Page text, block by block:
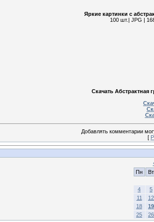
Яркие картинки с
100 шт.| JPG |
Скачать Абстрактная
Добавлять комментарии
[
Пн
Вт
4
5
11
12
18
19
25
26